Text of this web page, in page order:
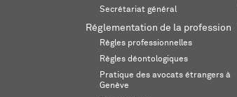
Secrétariat général
Réglementation de la profession
Règles professionnelles
Règles déontologiques
Pratique des avocats étrangers à
Genève